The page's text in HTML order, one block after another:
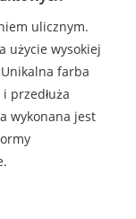
ulicznym.
użycie wysokiej
farba
przedłuża
wykonana jest